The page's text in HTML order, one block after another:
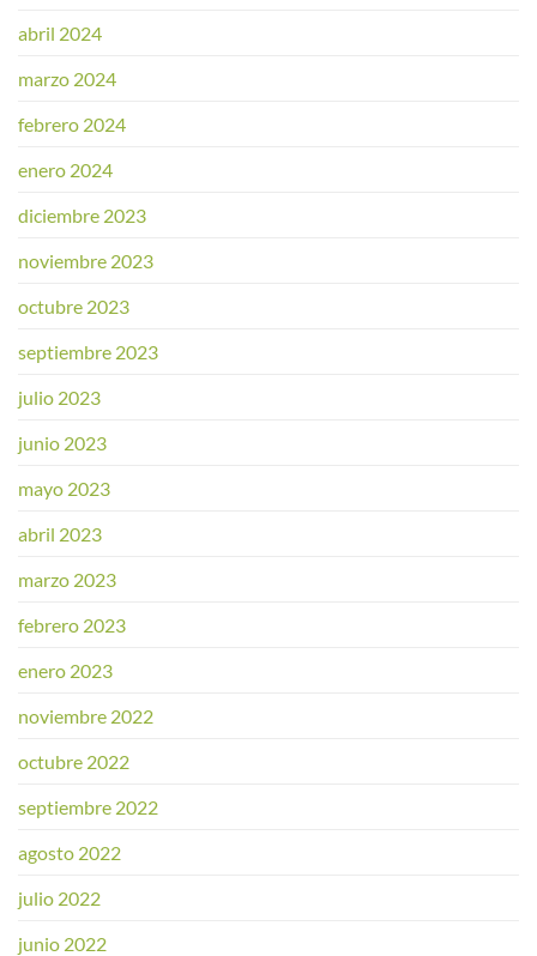
abril 2024
marzo 2024
febrero 2024
enero 2024
diciembre 2023
noviembre 2023
octubre 2023
septiembre 2023
julio 2023
junio 2023
mayo 2023
abril 2023
marzo 2023
febrero 2023
enero 2023
noviembre 2022
octubre 2022
septiembre 2022
agosto 2022
julio 2022
junio 2022